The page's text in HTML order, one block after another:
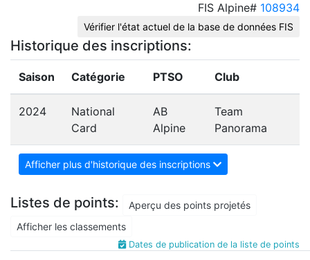
FIS Alpine# 108934
Vérifier l'état actuel de la base de données FIS
Historique des inscriptions:
Saison Catégorie PTSO Club
2024
National
Card
AB
Alpine
Team
Panorama
Afficher plus d'historique des inscriptions
Listes de points:
Aperçu des points projetés
Afficher les classements
Dates de publication de la liste de points